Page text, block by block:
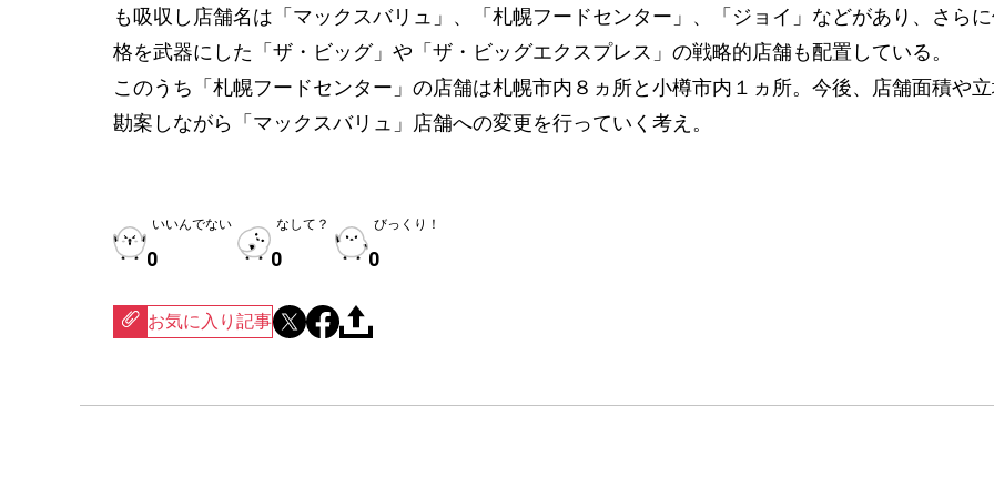
も吸収し店舗名は「マックスバリュ」、「札幌フードセンター」、「ジョイ」などがあり、さら
格を武器にした「ザ・ビッグ」や「ザ・ビッグエクスプレス」の戦略的店舗も配置している。
このうち「札幌フードセンター」の店舗は札幌市内８ヵ所と小樽市内１ヵ所。今後、店舗面積や
勘案しながら「マックスバリュ」店舗への変更を行っていく考え。
いいんでない
0
なして？
0
びっくり！
0
お気に入り記事